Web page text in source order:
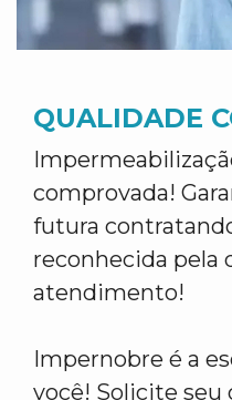
QUALIDADE
comprovada!
futura
reconhecida pela
atendimento!
Impernobre é a
você! Solicite